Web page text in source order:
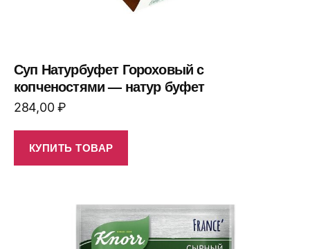
Суп Натурбуфет Гороховый с
копченостями — натур буфет
284,00₽
КУПИТЬ ТОВАР